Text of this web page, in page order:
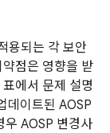
용되는 각 보안
점은 영향을 받
에서 문제 설명
데이트된 AOSP
우 AOSP 변경사